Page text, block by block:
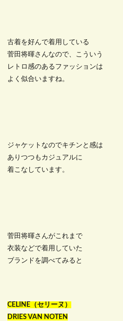
古着を好んで着用している
菅田将暉さんなので、こういう
レトロ感のあるファッションは
よく似合いますね。
ジャケットなのでキチンと感は
ありつつもカジュアルに
着こなしています。
菅田将暉さんがこれまで
衣装などで着用していた
ブランドを調べてみると
CELINE（セリーヌ）
DRIES VAN NOTEN